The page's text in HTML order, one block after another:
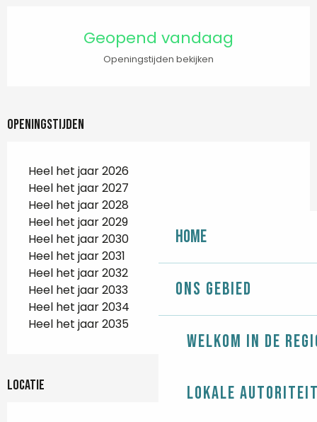
Home
Ons gebied
Welkom in de
Lokale
Geopend vandaag
Openingstijden bekijken
Openingstijden
Heel het jaar 2026
Heel het jaar 2027
Heel het jaar 2028
Heel het jaar 2029
Heel het jaar 2030
Heel het jaar 2031
Heel het jaar 2032
Heel het jaar 2033
Heel het jaar 2034
Heel het jaar 2035
Locatie